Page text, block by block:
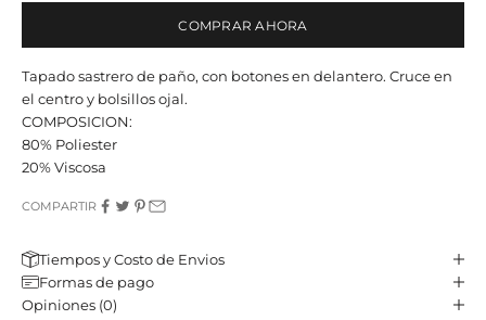
COMPRAR AHORA
Tapado sastrero de paño, con botones en delantero. Cruce en
el centro y bolsillos ojal.
COMPOSICION:
80% Poliester
20% Viscosa
COMPARTIR
Tiempos y Costo de Envios
Formas de pago
Opiniones (0)